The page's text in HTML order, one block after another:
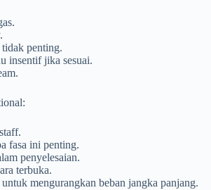
penting.
insentif jika sesuai.
fasa ini penting.
penyelesaian.
terbuka.
mengurangkan beban jangka panjang.